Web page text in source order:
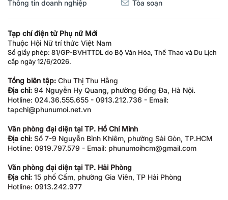
Tạp chí điện tử Phụ nữ Mới
Thuộc Hội Nữ trí thức Việt Nam
Số giấy phép: 81/GP-BVHTTDL do Bộ Văn Hóa, Thể Thao và Du Lịch
cấp ngày 12/6/2026.
Tổng biên tập: Chu Thị Thu Hằng
Địa chỉ: 94 Nguyễn Hy Quang, phường Đống Đa, Hà Nội.
Hotline: 024.36.555.655 - 0913.212.736 - Email:
tapchi@phunumoi.net.vn
Văn phòng đại diện tại TP. Hồ Chí Minh
Địa chỉ: Số 7-9 Nguyễn Bỉnh Khiêm, phường Sài Gòn, TP.HCM
Hotline: 0919.797.579 - Email: phunumoihcm@gmail.com
Văn phòng đại diện tại TP. Hải Phòng
Địa chỉ: 15 phố Cấm, phường Gia Viên, TP Hải Phòng
Hotline: 0913.242.977